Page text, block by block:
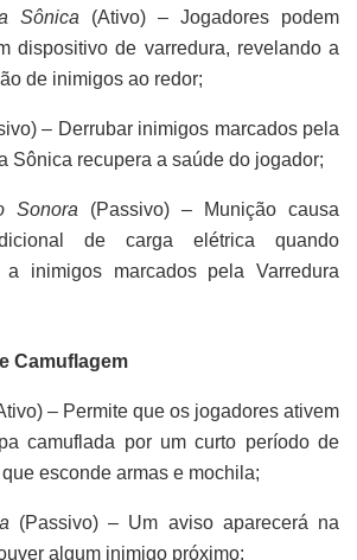
Sônica (Ativo) – Jogadores podem
dispositivo de varredura, revelando a
de inimigos ao redor;
– Derrubar inimigos marcados pela
Sônica recupera a saúde do jogador;
Sonora (Passivo) – Munição causa
de carga elétrica quando
a inimigos marcados pela Varredura
Camuflagem
– Permite que os jogadores ativem
camuflada por um curto período de
esconde armas e mochila;
(Passivo) – Um aviso aparecerá na
algum inimigo próximo;